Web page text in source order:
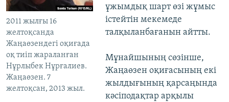
2011 жылғы 16
желтоқсанда
Жаңаөзендегі оқиғада
оқ тиіп жараланған
Нұрлыбек Нұрғалиев.
Жаңаөзен. 7
желтоқсан, 2013 жыл.
ұжымдық шарт өзі жұмыс
істейтін мекемеде
талқыланбағанын айтты.
Мұнайшының сөзінше,
Жаңаөзен оқиғасының екі
жылдығының қарсаңында
кәсіподақтар арқылы